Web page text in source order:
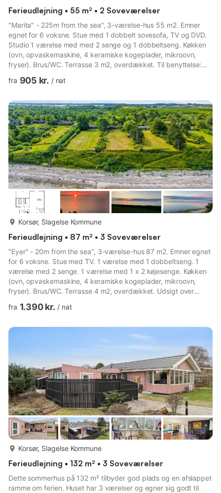
Ferieudlejning • 55 m² • 2 Soveværelser
"Marita" - 225m from the sea", 3-værelse-hus 55 m2. Emner
egnet for 6 voksne. Stue med 1 dobbelt sovesofa, TV og DVD.
Studio 1 værelse med med 2 senge og 1 dobbeltseng. Køkken
(ovn, opvaskemaskine, 4 keramiske kogeplader, mikroovn,
fryser). Brus/WC. Terrasse 3 m2, overdækket. Til benyttelse:
ryger lejlighed. Maksimum 1 husdyr/hund tilladt. Bookinger er
fra 905 kr. / nat
Korsør, Slagelse Kommune
Ferieudlejning • 87 m² • 3 Soveværelser
"Eyer" - 20m from the sea", 3-værelse-hus 87 m2. Emner egnet
for 6 voksne. Stue med TV. 1 værelse med 1 dobbeltseng. 1
værelse med 2 senge. 1 værelse med 1 x 2 køjesenge. Køkken
(ovn, opvaskemaskine, 4 keramiske kogeplader, mikroovn,
fryser). Brus/WC. Terrasse 4 m2, overdækket. Udsigt over
Bemærk venligst: ikke-ryger lejlighed. Maksimum 1
fra 1.390 kr. / nat
Korsør, Slagelse Kommune
Ferieudlejning • 132 m² • 3 Soveværelser
Dette sommerhus på 132 m² tilbyder god plads og en afslappet
ramme om ferien. Huset har 3 værelser og egner sig godt til